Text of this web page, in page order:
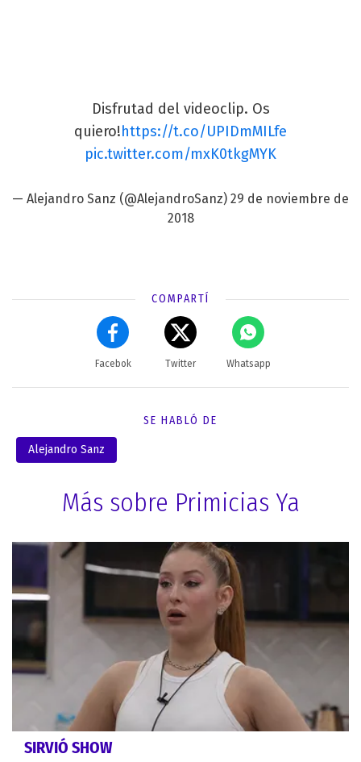
Disfrutad del videoclip. Os
quiero!https://t.co/UPIDmMILfe
pic.twitter.com/mxK0tkgMYK
— Alejandro Sanz (@AlejandroSanz) 29 de noviembre de
2018
COMPARTÍ
Facebok Twitter Whatsapp
SE HABLÓ DE
Alejandro Sanz
Más sobre Primicias Ya
SIRVIÓ SHOW